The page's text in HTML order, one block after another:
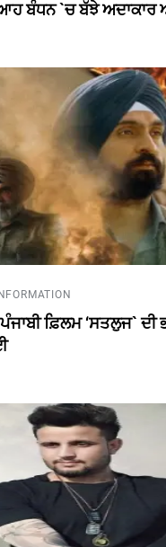
ਬੰਧਨ `ਚ ਬੱਝੇ ਅਦਾਕਾਰ
ਫ਼ਿਲਮ ‘ਸਤਲੁਜ` ਦੀ